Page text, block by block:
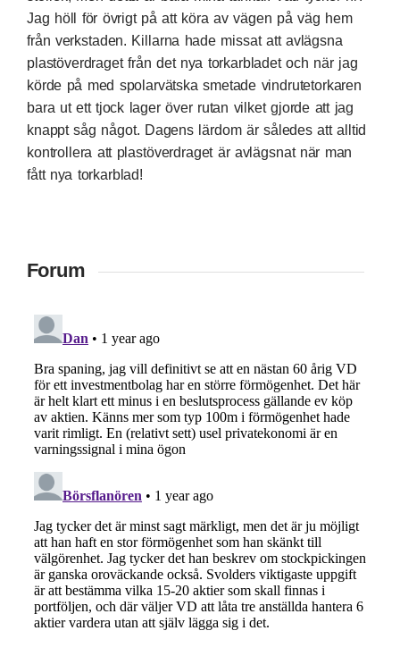
Jag höll för övrigt på att köra av vägen på väg hem
från verkstaden. Killarna hade missat att avlägsna
plastöverdraget från det nya torkarbladet och när jag
körde på med spolarvätska smetade vindrutetorkaren
bara ut ett tjock lager över rutan vilket gjorde att jag
knappt såg något. Dagens lärdom är således att alltid
kontrollera att plastöverdraget är avlägsnat när man
fått nya torkarblad!
Forum